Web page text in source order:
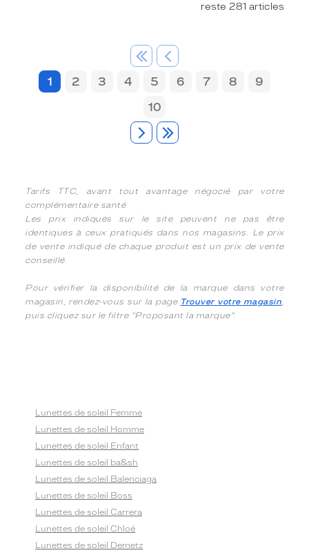
reste 281 articles
1 2 3 4 5 6 7 8
9
10
Tarifs TTC, avant tout avantage négocié par votre
complémentaire santé
Les prix indiqués sur le site peuvent ne pas être
identiques à ceux pratiqués dans nos magasins. Le prix
de vente indiqué de chaque produit est un prix de vente
conseillé.
Pour vérifier la disponibilité de la marque dans votre
magasin, rendez-vous sur la page Trouver votre magasin,
puis cliquez sur le filtre "Proposant la marque".
Lunettes de soleil Femme
Lunettes de soleil Homme
Lunettes de soleil Enfant
Lunettes de soleil ba&sh
Lunettes de soleil Balenciaga
Lunettes de soleil Boss
Lunettes de soleil Carrera
Lunettes de soleil Chloé
Lunettes de soleil Demetz